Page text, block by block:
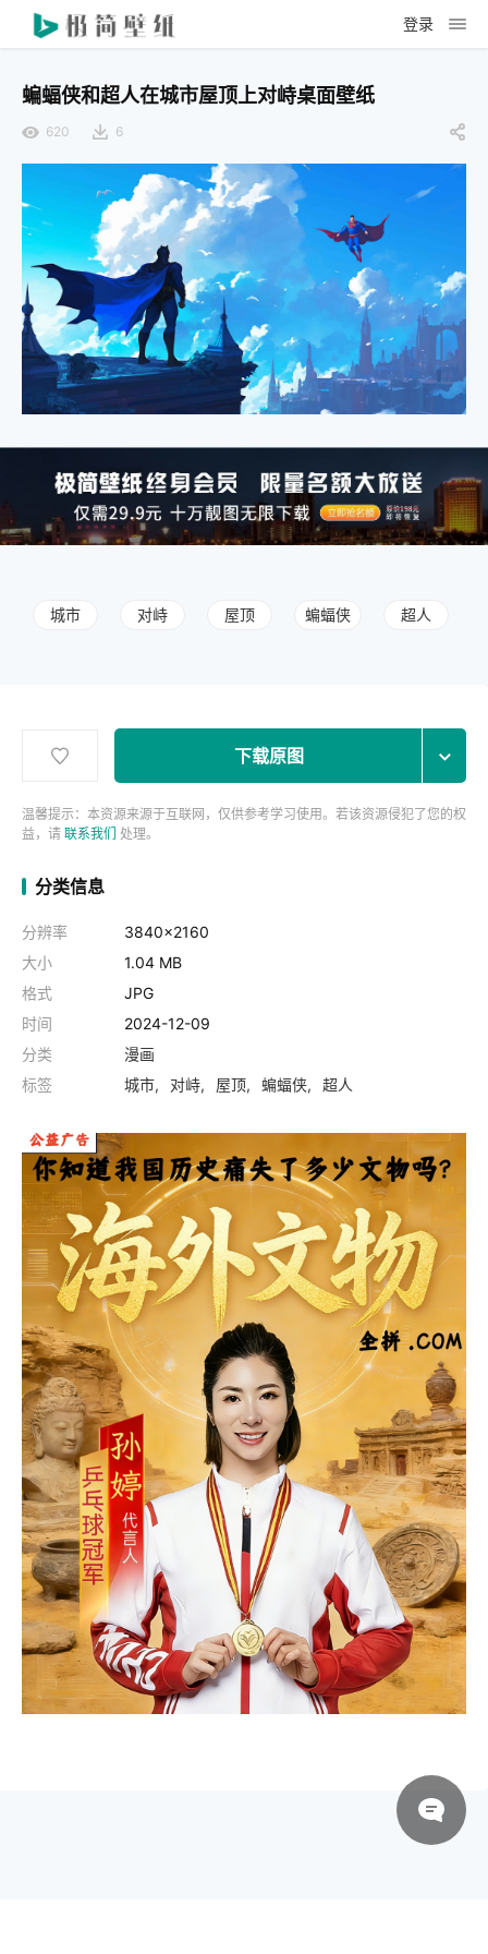
登录
蝙蝠侠和超人在城市屋顶上对峙桌面壁纸
620 6
城市 对峙 屋顶 蝙蝠侠 超人
下载原图
温馨提示：本资源来源于互联网，仅供参考学习使用。若该资源侵犯了您的权
益，请 联系我们 处理。
分类信息
分辨率
3840x2160
大小
1.04 MB
格式
JPG
时间
2024-12-09
分类
漫画
标签
城市 对峙 屋顶 蝙蝠侠 超人